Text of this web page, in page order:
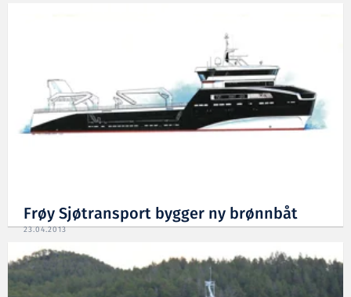
Frøy Sjøtransport bygger ny brønnbåt
23.04.2013